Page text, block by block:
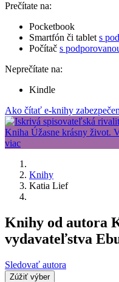
Prečítate na:
Pocketbook
Smartfón či tablet s
Počítač s
Neprečítate na:
Kindle
Ako čítať e-knihy
Knihy
Katia Lief
Knihy od autora
vydavateľstva
Sledovať autora
Zúžiť výber